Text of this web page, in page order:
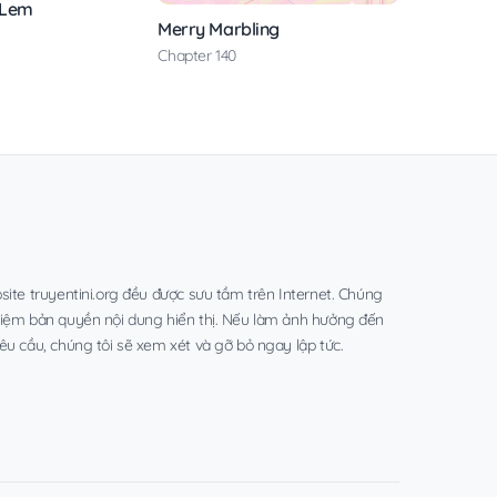
Merry Marbling
Chapter 140
truyentini.org đều được sưu tầm trên Internet. Chúng
bản quyền nội dung hiển thị. Nếu làm ảnh hưởng đến
cầu, chúng tôi sẽ xem xét và gỡ bỏ ngay lập tức.